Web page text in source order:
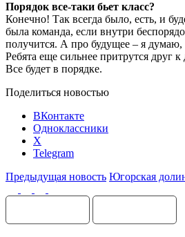
Порядок все-таки бьет класс?
Конечно! Так всегда было, есть, и
была команда, если внутри
получится. А про будущее – я думаю,
Ребята еще сильнее притрутся друг к
Все будет в порядке.
Поделиться новостью
ВКонтакте
Одноклассники
X
Telegram
Предыдущая новость Югорская